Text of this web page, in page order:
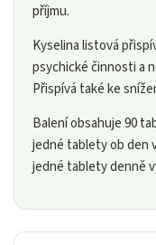
příjmu.
Kyselina listová
psychické činnosti a
Přispívá také ke
Balení obsahuje 90
jedné tablety ob den
jedné tablety denně